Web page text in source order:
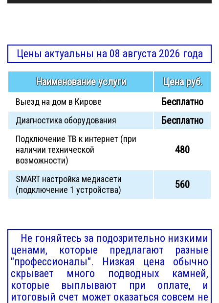
Цены актуальны на 08 августа 2026 года
Наименование услуги Цена руб.
Выезд на дом в Кирове Бесплатно
Диагностика оборудования Бесплатно
Подключение ТВ к интернет (при
наличии технической
возможности)
480
SMART настройка медиасети
(подключение 1 устройства)
560
Не гоняйтесь за подозрительно низкими
ценами, которые предлагают разные
"профессионалы". Низкая цена обычно
скрывает много подводных камней,
которые выплывают при оплате, и
итоговый счет может оказаться совсем не